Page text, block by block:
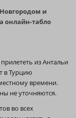
и
онлайн-табло
из Антальи
в Турцию
времени.
не уточняются.
во всех